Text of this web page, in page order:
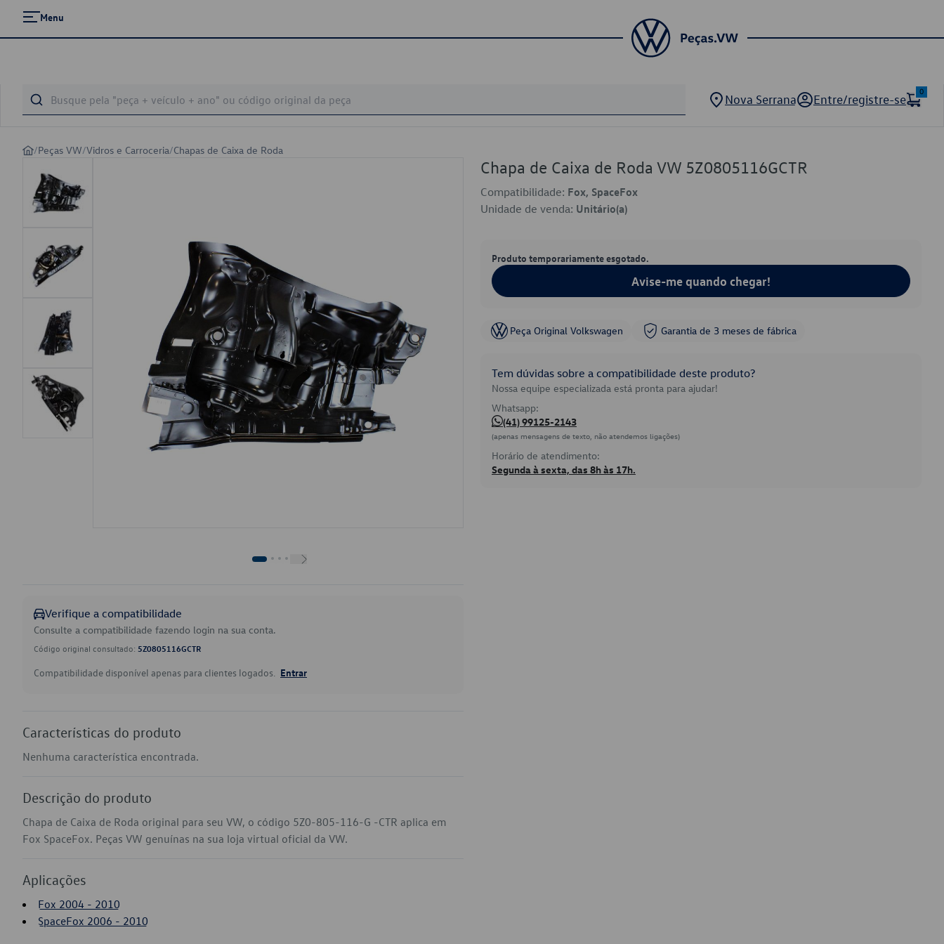
Menu
Nova Serrana Entre/registre-se
0
/Peças VW/Vidros e Carroceria/Chapas de Caixa de Roda
Verifique a compatibilidade
Consulte a compatibilidade fazendo login na sua conta.
Código original consultado: 5Z0805116GCTR
Compatibilidade disponível apenas para clientes logados. Entrar
Características do produto
Nenhuma característica encontrada.
Descrição do produto
Chapa de Caixa de Roda original para seu VW, o código 5Z0-805-116-G -CTR aplica em
Fox SpaceFox. Peças VW genuínas na sua loja virtual oficial da VW.
Aplicações
Fox 2004 - 2010
SpaceFox 2006 - 2010
Chapa de Caixa de Roda VW 5Z0805116GCTR
Compatibilidade: Fox, SpaceFox
Unidade de venda: Unitário(a)
Produto temporariamente esgotado.
Avise-me quando chegar!
Peça Original Volkswagen Garantia de 3 meses de fábrica
Tem dúvidas sobre a compatibilidade deste produto?
Nossa equipe especializada está pronta para ajudar!
Whatsapp:
(41) 99125-2143
(apenas mensagens de texto, não atendemos ligações)
Horário de atendimento:
Segunda à sexta, das 8h às 17h.